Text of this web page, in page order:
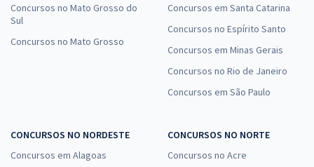
Concursos no Mato Grosso do
Sul
Concursos no Mato Grosso
Concursos em Santa Catarina
Concursos no Espírito Santo
Concursos em Minas Gerais
Concursos no Rio de Janeiro
Concursos em São Paulo
CONCURSOS NO NORDESTE
Concursos em Alagoas
CONCURSOS NO NORTE
Concursos no Acre